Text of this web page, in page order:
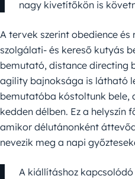
nagy kivetítőkön is
A tervek szerint obedience
szolgálati- és kereső kutyás
bemutató, distance directing
agility bajnoksága is látható
bemutatóba kóstoltunk bele,
kedden délben. Ez a helyszín
amikor délutánonként
nevezik meg a napi
A kiállításhoz